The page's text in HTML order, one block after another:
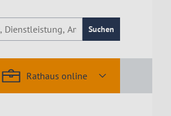
Suchen
Rathaus online